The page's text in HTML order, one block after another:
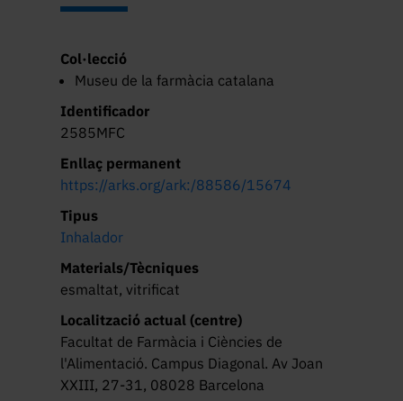
Col·lecció
Museu de la farmàcia catalana
Identificador
2585MFC
Enllaç permanent
https://arks.org/ark:/88586/15674
Tipus
Inhalador
Materials/Tècniques
esmaltat, vitrificat
Localització actual (centre)
Facultat de Farmàcia i Ciències de
l'Alimentació. Campus Diagonal. Av Joan
XXIII, 27-31, 08028 Barcelona